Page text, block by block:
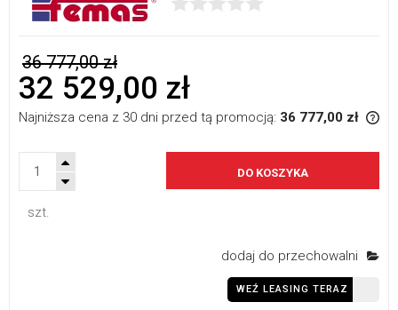
32 529,00 zł
36 777,00 zł
Najniższa cena z 30 dni przed tą promocją: 36 777,00 zł
szt.
DO KOSZYKA
dodaj do przechowalni
WEŹ LEASING TERAZ